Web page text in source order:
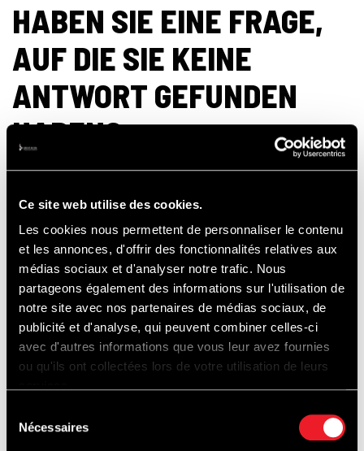
Ce site web utilise des cookies.
Les cookies nous permettent de personnaliser le contenu
et les annonces, d'offrir des fonctionnalités relatives aux
médias sociaux et d'analyser notre trafic. Nous
partageons également des informations sur l'utilisation de
notre site avec nos partenaires de médias sociaux, de
publicité et d'analyse, qui peuvent combiner celles-ci
avec d'autres informations que vous leur avez fournies
ou qu'ils ont collectées lors de votre utilisation de leurs
Nécessaires
HABEN SIE EINE FRAGE,
AUF DIE SIE KEINE
ANTWORT GEFUNDEN
HABEN?
Contactez-nous à l’aide de ce formulaire.